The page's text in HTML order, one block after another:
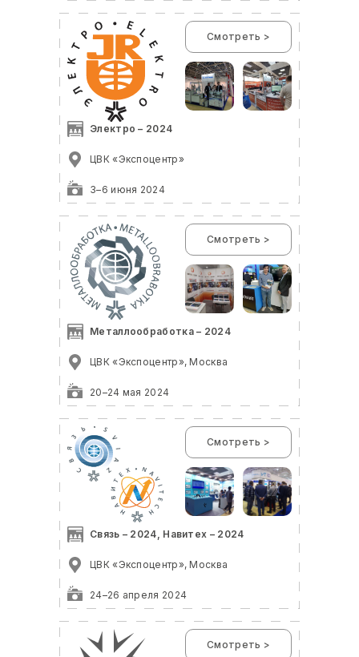
3–6 июня 2024
Электро – 2024
ЦВК «Экспоцентр»
Смотреть >
20–24 мая 2024
Металлообработка – 2024
ЦВК «Экспоцентр», Москва
Смотреть >
24–26 апреля 2024
Связь – 2024, Навитех – 2024
ЦВК «Экспоцентр», Москва
Смотреть >
Смотреть >